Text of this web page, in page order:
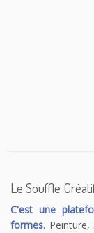
Le Souffle
C'est une
formes. Peinture,